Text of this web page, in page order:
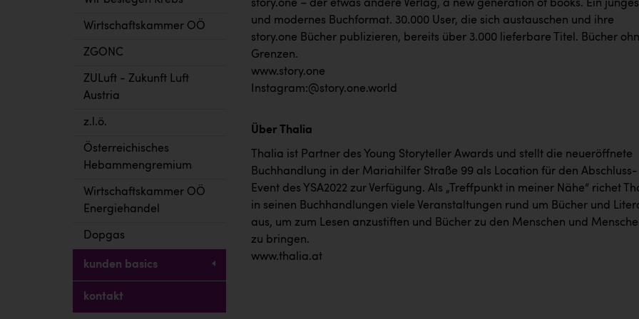
Wirtschaftskammer OÖ
ZGONC
ZULuft - Zukunft Luft
Austria
z.l.ö.
Österreichisches
Hebammengremium
Wirtschaftskammer OÖ
Energiehandel
Dopgas
kunden basics
kontakt
story.one – der etwas andere Verlag, a new generation of books. Ein junges
und modernes Buchformat. 30.000 User, die sich austauschen und ihre
story.one Bücher publizieren, bereits über 3.000 lieferbare Titel. Bücher
Grenzen.
www.story.one
Instagram:@story.one.world
Über Thalia
Thalia ist Partner des Young Storyteller Awards und stellt die neueröffnete
Buchhandlung in der Mariahilfer Straße 99 als Location für den Abschluss-
Event des YSA2022 zur Verfügung. Als „Treffpunkt in meiner Nähe“ richet
in seinen Buchhandlungen viele Veranstaltungen rund um Bücher und
aus, um zum Lesen anzustiften und Bücher zu den Menschen und
zu bringen.
www.thalia.at